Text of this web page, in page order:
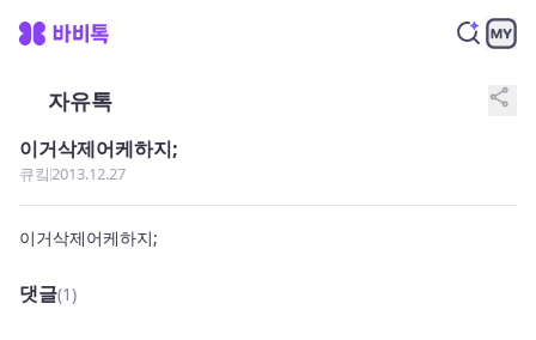
자유톡 share
이거삭제어케하지;
큐킼2013.12.27
이거삭제어케하지;
댓글(1)